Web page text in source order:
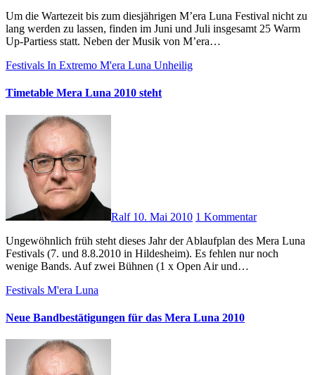
Um die Wartezeit bis zum diesjährigen M’era Luna Festival nicht zu
lang werden zu lassen, finden im Juni und Juli insgesamt 25 Warm
Up-Partiess statt. Neben der Musik von M’era…
Festivals In Extremo M'era Luna Unheilig
Timetable Mera Luna 2010 steht
Ralf 10. Mai 2010 1 Kommentar
Ungewöhnlich früh steht dieses Jahr der Ablaufplan des Mera Luna
Festivals (7. und 8.8.2010 in Hildesheim). Es fehlen nur noch
wenige Bands. Auf zwei Bühnen (1 x Open Air und…
Festivals M'era Luna
Neue Bandbestätigungen für das Mera Luna 2010